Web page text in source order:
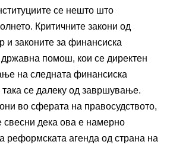
се нешто што
Критичните закони од
и законите за финансиска
државна помош, кои се директен
на следната финансиска
се далеку од завршување.
во сферата на правосудството,
свесни дека ова е намерно
реформската агенда од страна на